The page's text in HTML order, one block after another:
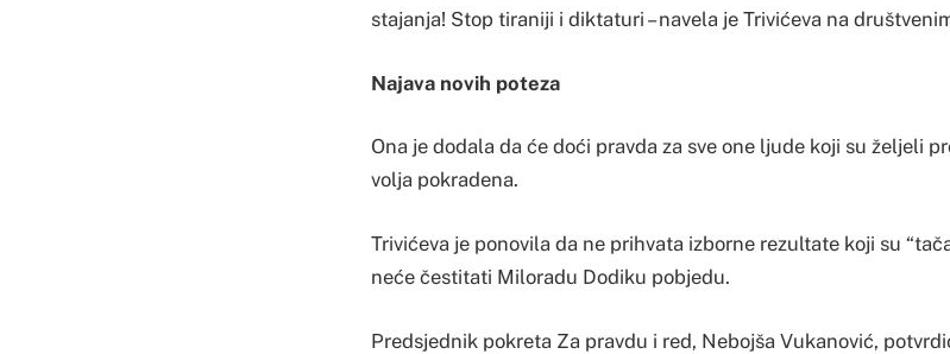
stajanja! Stop tiraniji i diktaturi – navela je Trivićeva na
Najava novih poteza
Ona je dodala da će doći pravda za sve one ljude koji su željeli
volja pokradena.
Trivićeva je ponovila da ne prihvata izborne rezultate koji su
neće čestitati Miloradu Dodiku pobjedu.
Predsjednik pokreta Za pravdu i red, Nebojša Vukanović,